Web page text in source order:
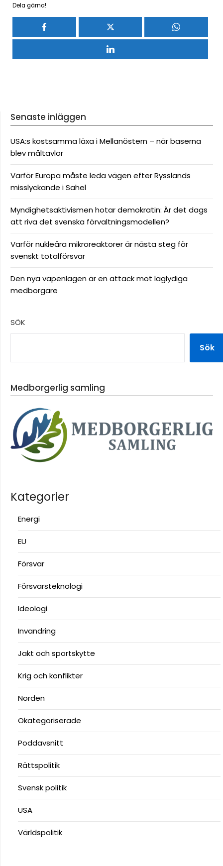
Dela gärna!
Senaste inläggen
USA:s kostsamma läxa i Mellanöstern – när baserna
blev måltavlor
Varför Europa måste leda vägen efter Rysslands
misslyckande i Sahel
Myndighetsaktivismen hotar demokratin: Är det dags
att riva det svenska förvaltningsmodellen?
Varför nukleära mikroreaktorer är nästa steg för
svenskt totalförsvar
Den nya vapenlagen är en attack mot laglydiga
medborgare
SÖK
Sök
Medborgerlig samling
Kategorier
Energi
EU
Försvar
Försvarsteknologi
Ideologi
Invandring
Jakt och sportskytte
Krig och konflikter
Norden
Okategoriserade
Poddavsnitt
Rättspolitik
Svensk politik
USA
Världspolitik